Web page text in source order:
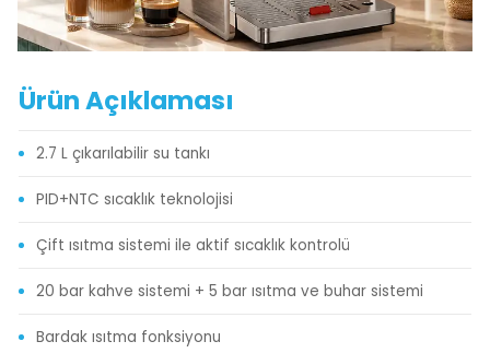
Ürün Açıklaması
2.7 L çıkarılabilir su tankı
PID+NTC sıcaklık teknolojisi
Çift ısıtma sistemi ile aktif sıcaklık kontrolü
20 bar kahve sistemi + 5 bar ısıtma ve buhar sistemi
Bardak ısıtma fonksiyonu